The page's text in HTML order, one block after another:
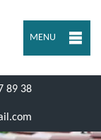
MENU
89 38